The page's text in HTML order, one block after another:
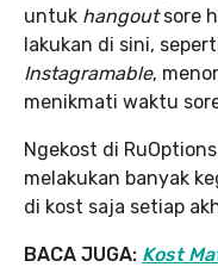
untuk hangoutsore
lakukan di sini,
Instagramable,
menikmati waktu
Ngekost di
melakukan banyak
di kost saja setiap
BACA JUGA: Kost